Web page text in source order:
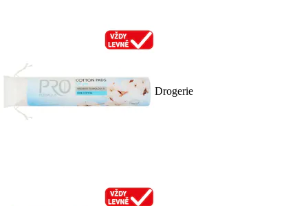
Drogerie